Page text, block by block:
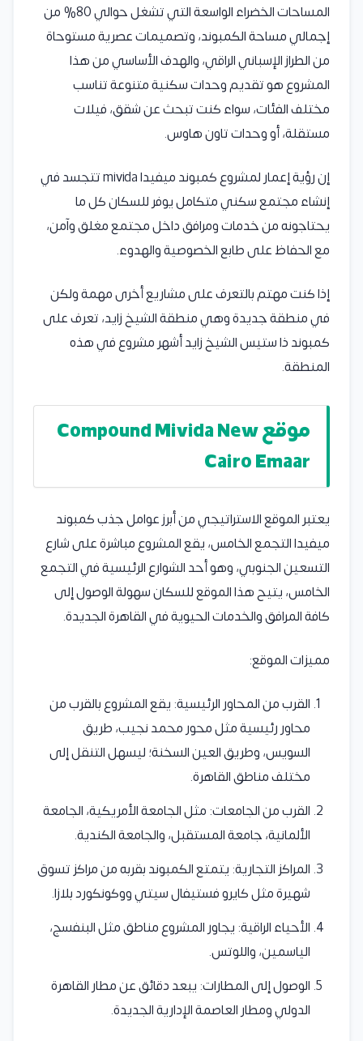
المساحات الخضراء الواسعة التي تشغل حوالي 80% من
إجمالي مساحة الكمبوند، وتصميمات عصرية مستوحاة
من الطراز الإسباني الراقي، والهدف الأساسي من هذا
المشروع هو تقديم وحدات سكنية متنوعة تناسب
مختلف الفئات، سواء كنت تبحث عن شقق، فيلات
مستقلة، أو وحدات تاون هاوس.
إن رؤية إعمار لمشروع كمبوند ميفيدا mivida تتجسد في
إنشاء مجتمع سكني متكامل يوفر للسكان كل ما
يحتاجونه من خدمات ومرافق داخل مجتمع مغلق وآمن،
مع الحفاظ على طابع الخصوصية والهدوء.
إذا كنت مهتم بالتعرف على مشاريع أخرى مهمة ولكن
في منطقة جديدة وهي منطقة الشيخ زايد، تعرف على
كمبوند ذا ستيس الشيخ زايد أشهر مشروع في هذه
المنطقة.
موقع Compound Mivida New
Cairo Emaar
يعتبر الموقع الاستراتيجي من أبرز عوامل جذب كمبوند
ميفيدا التجمع الخامس، يقع المشروع مباشرة على شارع
التسعين الجنوبي، وهو أحد الشوارع الرئيسية في التجمع
الخامس، يتيح هذا الموقع للسكان سهولة الوصول إلى
كافة المرافق والخدمات الحيوية في القاهرة الجديدة.
مميزات الموقع:
القرب من المحاور الرئيسية: يقع المشروع بالقرب من
محاور رئيسية مثل محور محمد نجيب، طريق
السويس، وطريق العين السخنة؛ ليسهل التنقل إلى
مختلف مناطق القاهرة.
القرب من الجامعات: مثل الجامعة الأمريكية، الجامعة
الألمانية، جامعة المستقبل، والجامعة الكندية.
المراكز التجارية: يتمتع الكمبوند بقربه من مراكز تسوق
شهيرة مثل كايرو فستيفال سيتي ووكونكورد بلازا.
الأحياء الراقية: يجاور المشروع مناطق مثل البنفسج،
الياسمين، واللوتس.
الوصول إلى المطارات: يبعد دقائق عن مطار القاهرة
الدولي ومطار العاصمة الإدارية الجديدة.